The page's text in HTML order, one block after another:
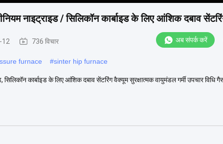
नाइट्राइड / सिलिकॉन कार्बाइड के लिए आंशिक दबाव
12 736 विचार अब संपर्क करें
furnace #sinter hip furnace
सिलिकॉन कार्बाइड के लिए आंशिक दबाव सेंटरिंग वैक्यूम सुरक्षात्मक वायुमंडल गर्मी उपचार